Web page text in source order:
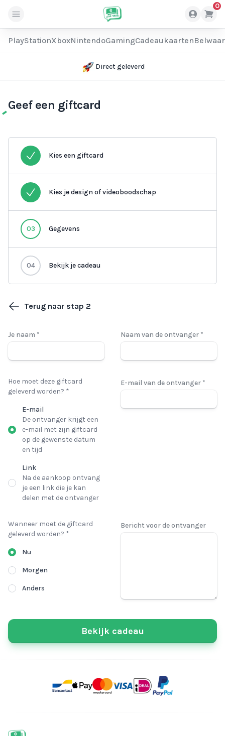
0
PlayStationXboxNintendoGamingCadeaukaarten
Direct geleverd
Geef een giftcard
Kies een giftcard
Kies je design of videoboodschap
03 Gegevens
04 Bekijk je cadeau
Terug naar stap 2
Je naam * Naam van de ontvanger *
Hoe moet deze giftcard
geleverd worden? *
E-mail
De ontvanger krijgt een
e-mail met zijn giftcard
op de gewenste datum
en tijd
Link
Na de aankoop ontvang
je een link die je kan
delen met de ontvanger
E-mail van de ontvanger *
Wanneer moet de giftcard
geleverd worden? *
Nu
Morgen
Anders
Bericht voor de ontvanger
Bekijk cadeau